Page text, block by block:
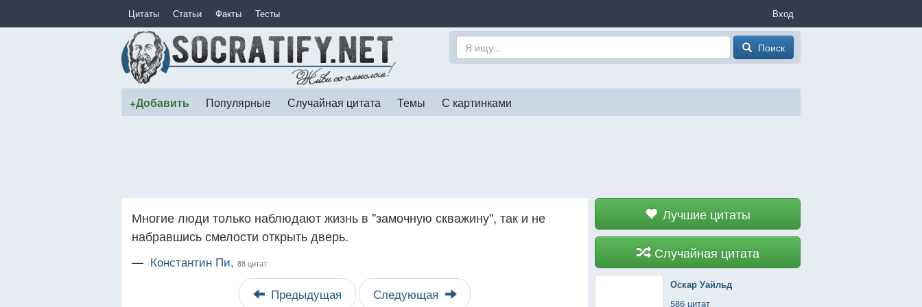
Цитаты Статьи Факты Тесты Вход
Поиск
+Добавить Популярные Случайная цитата Темы С картинками
Лучшие цитаты
Случайная цитата
Оскар Уайльд
586 цитат
Многие люди только наблюдают жизнь в "замочную скважину", так и не
набравшись смелости открыть дверь.
— Константин Пи, 88 цитат
Предыдущая Следующая